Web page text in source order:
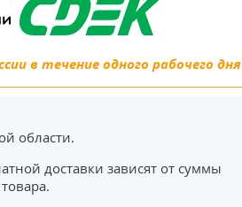
в течение одного рабочего дня
области.
доставки зависят от суммы